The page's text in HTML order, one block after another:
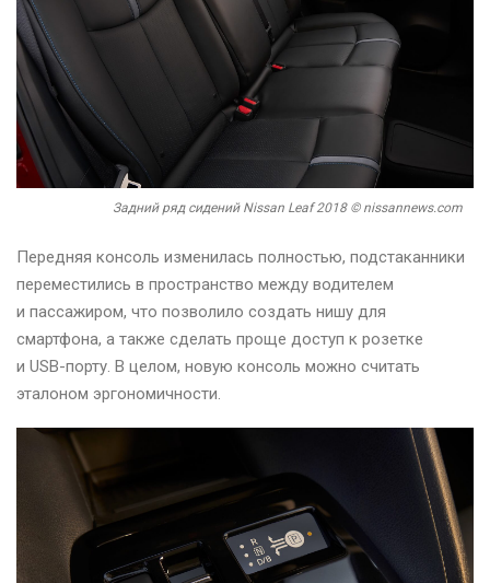
Задний ряд сидений Nissan Leaf 2018 © nissannews.com
Передняя консоль изменилась полностью, подстаканники
переместились в пространство между водителем
и пассажиром, что позволило создать нишу для
смартфона, а также сделать проще доступ к розетке
и USB-порту. В целом, новую консоль можно считать
эталоном эргономичности.